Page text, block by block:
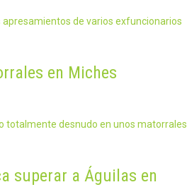
apresamientos de varios exfuncionarios
en Miches
totalmente desnudo en unos matorrales
superar a Águilas en